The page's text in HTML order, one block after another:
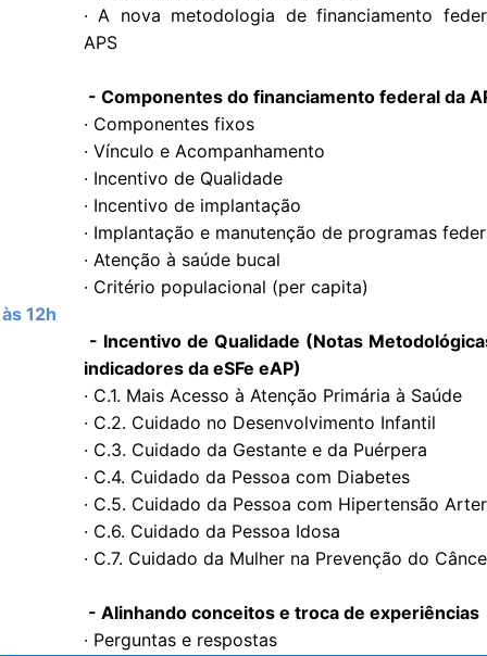
12h
· A nova metodologia de financiamento
APS
- Componentes do financiamento federal da
· Componentes fixos
· Vínculo e Acompanhamento
· Incentivo de Qualidade
· Incentivo de implantação
· Implantação e manutenção de programas
· Atenção à saúde bucal
· Critério populacional (per capita)
- Incentivo de Qualidade (Notas
indicadores da eSFe eAP)
· C.1. Mais Acesso à Atenção Primária à Saúde
· C.2. Cuidado no Desenvolvimento Infantil
· C.3. Cuidado da Gestante e da Puérpera
· C.4. Cuidado da Pessoa com Diabetes
· C.5. Cuidado da Pessoa com Hipertensão
· C.6. Cuidado da Pessoa Idosa
· C.7. Cuidado da Mulher na Prevenção do
- Alinhando conceitos e troca de experiências
· Perguntas e respostas